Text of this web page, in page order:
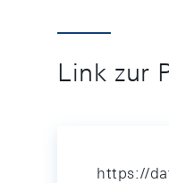
Link zur
https://